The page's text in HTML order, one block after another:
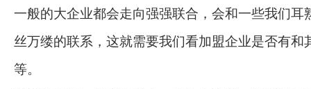
一般的大企业都会走向强强联合，会和一些我们耳
丝万缕的联系，这就需要我们看加盟企业是否有和
等。